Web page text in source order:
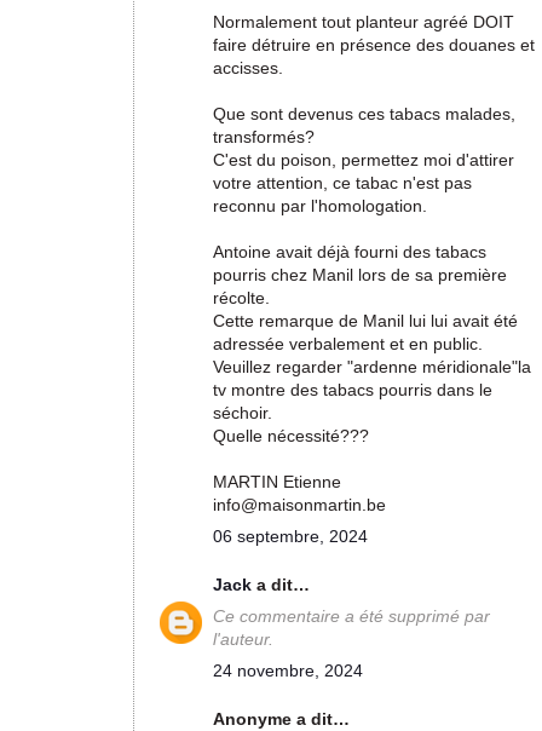
Normalement tout planteur agréé DOIT
faire détruire en présence des douanes et
accisses.
Que sont devenus ces tabacs malades,
transformés?
C'est du poison, permettez moi d'attirer
votre attention, ce tabac n'est pas
reconnu par l'homologation.
Antoine avait déjà fourni des tabacs
pourris chez Manil lors de sa première
récolte.
Cette remarque de Manil lui lui avait été
adressée verbalement et en public.
Veuillez regarder "ardenne méridionale"la
tv montre des tabacs pourris dans le
séchoir.
Quelle nécessité???
MARTIN Etienne
info@maisonmartin.be
06 septembre, 2024
Jack a dit…
Ce commentaire a été supprimé par
l'auteur.
24 novembre, 2024
Anonyme a dit…